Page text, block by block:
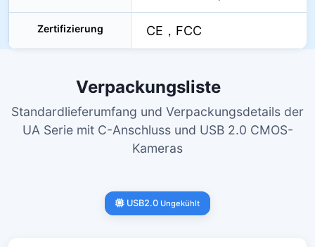
Zertifizierung CE，FCC
Verpackungsliste
Standardlieferumfang und Verpackungsdetails der
UA Serie mit C-Anschluss und USB 2.0 CMOS-
Kameras
USB2.0 Ungekühlt